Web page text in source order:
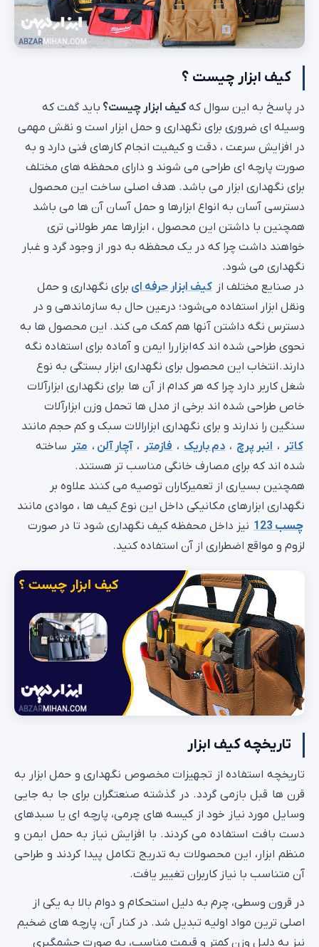
کیف ابزار چیست ؟
در پاسخ به این سوال کهکیف ابزار چیست؟ باید گفت که
وسیله ای ضروری برای نگهداری و حمل ابزار است و نقش مهمی
در افزایش سرعت ، دقت و کیفیت انجام کارهای فنی دارد و به
صورت پارچه ای طراحی می شوند و دارای محفظه های مختلف
برای نگهداری ابزار می باشد. هدف اصلی ساخت این محصول
دسترسی آسان به انواع ابزارها و حمل آسان آن ها می باشد
همچنین با داشتن این محصول ، ابزارها عمر طولانی تری
خواهند داشت چرا که در یک محفظه به دور از وجود گرد و غبار
نگهداری می شود.
در صنایع مختلف از کیف ابزار حرفه ای برای نگهداری و حمل
ونقل ابزار استفاده می‌شود؛ درعین‌ حال به سازماندهی و در
دسترس نگه‌ داشتن آنها هم کمک می‌ کند. این محصول ها به
نحوی طراحی شده اند که ابزار را ایمن و آماده برای استفاده نگه
دارند. انتخاب این محصول برای نگهداری ابزار بستگی به نوع
شغل کاربر دارد چرا که هر کدام از آن ها برای نگهداری ابزارآلات
خاص طراحی شده اند برخی از مدل ها تحمل وزن ابزارآلات
سنگین را ندارند و برای نگهداری ابزارالات سبک و کم حجم مانند
کاتر ، انبر پرچ ، دم باریک ، فازمتر ، آچار آلن ، متر ساخته
شده اند که برای مصارف خانگی مناسب تر هستند.
همچنین بسیاری از تعمیرکاران توصیه می کنند علاوه بر
نگهداری ابزارهای مکانیکی داخل این نوع کیف ها ، موادی مانند
چسب 123
نیز داخل محفظه کیف نگهداری شود تا در صورت
لزوم و مواقع اضطراری از آن استفاده کنید.
تاریخچه کیف ابزار
تاریخچه استفاده از تجهیزات مخصوص نگهداری و حمل ابزار به
قرن‌ ها قبل بازمی‌ گردد. در گذشته صنعتگران برای جا به‌ جایی
وسایل مورد نیاز خود از کیسه‌ های چرمی، پارچه‌ ای یا سبدهای
دست‌ بافت استفاده می‌ کردند. با افزایش نیاز به حمل ایمن و
منظم ابزار، این محصولات به‌ تدریج تکامل پیدا کردند و طراحی
آن‌ متناسب با نیاز کاربران تغییر یافت.
در قرون وسطی، چرم به دلیل استحکام و دوام بالا به یکی از
اصلی‌ ترین مواد اولیه تبدیل شد. در کنار آن، پارچه‌ های ضخیم
نیز به دلیل وزن کمتر و قیمت مناسب، به صورت چشمگیری